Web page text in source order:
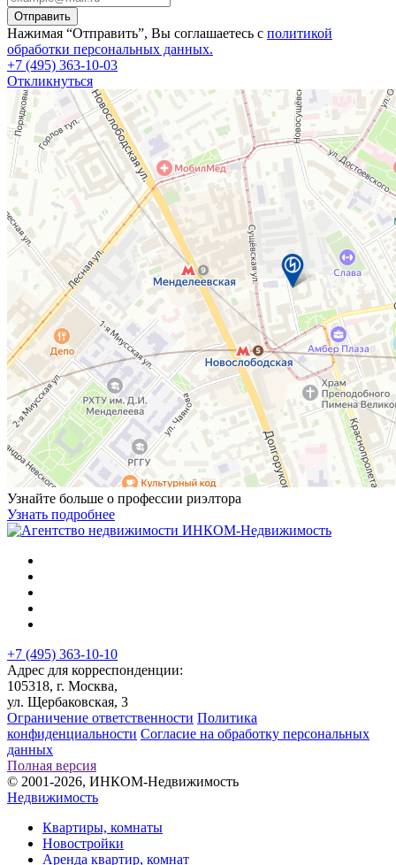
Отправить
Нажимая “Отправить”, Вы соглашаетесь с политикой
обработки персональных данных.
+7 (495) 363-10-03
Откликнуться
Узнайте больше о профессии риэлтора
Узнать подробнее
+7 (495) 363-10-10
Адрес для корреспонденции:
105318, г. Москва,
ул. Щербаковская, 3
Ограничение ответственности Политика
конфиденциальности Согласие на обработку персональных
данных
Полная версия
© 2001-2026, ИНКОМ-Недвижимость
Недвижимость
Квартиры, комнаты
Новостройки
Аренда квартир, комнат